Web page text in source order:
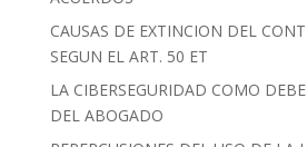
CAUSAS DE EXTINCION DEL
SEGUN EL ART. 50 ET
LA CIBERSEGURIDAD COMO
DEL ABOGADO